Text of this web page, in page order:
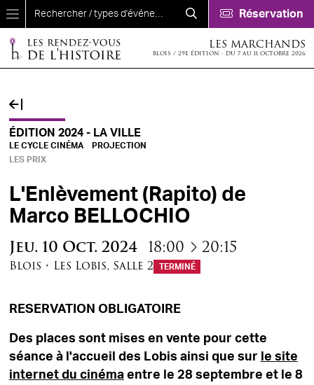
Aller au contenu principal
Réservation
LES MARCHANDS
BLOIS / 29E ÉDITION - DU 7 AU 11 OCTOBRE 2026
ÉDITION 2024 - LA VILLE
LE CYCLE CINÉMA
PROJECTION
LES PRIX
L'Enlèvement (Rapito) de
Marco BELLOCHIO
Jeu. 10 Oct. 2024 18:00 à20:15
Blois • Les Lobis, Salle 2 TERMINÉ
RESERVATION OBLIGATOIRE
Des places sont mises en vente pour cette
séance à l'accueil des Lobis ainsi que sur le site
internet du cinéma entre le 28 septembre et le 8